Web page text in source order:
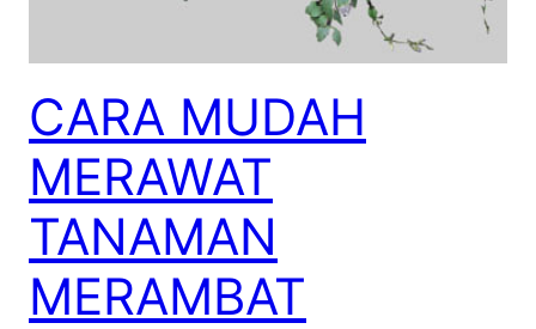
CARA MUDAH
MERAWAT
TANAMAN
MERAMBAT